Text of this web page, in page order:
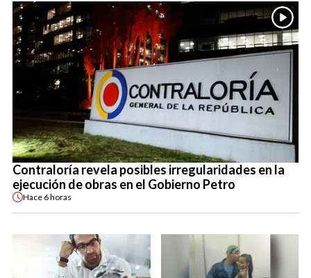
Contraloría revela posibles irregularidades en la
ejecución de obras en el Gobierno Petro
Hace 6 horas